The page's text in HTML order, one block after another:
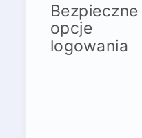
Bezpieczne
opcje
logowania